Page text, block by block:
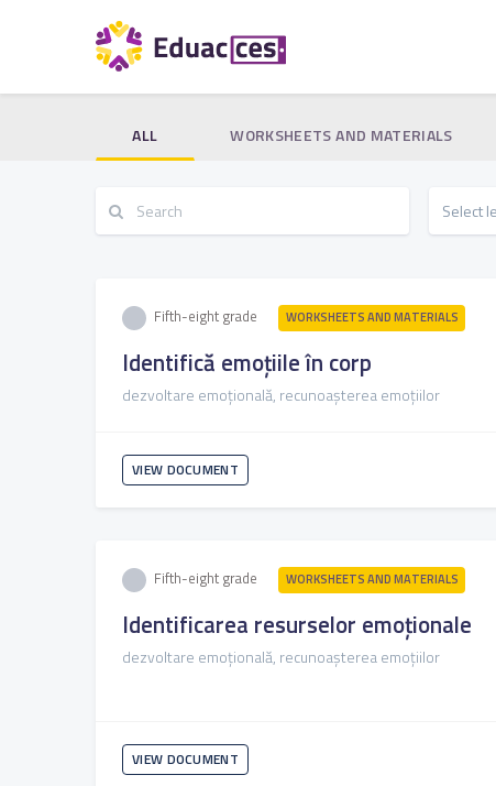
ALL WORKSHEETS AND MATERIALS
Fifth-eight grade WORKSHEETS AND MATERIALS
Identifică emoțiile în corp
dezvoltare emoțională, recunoașterea emoțiilor
VIEW DOCUMENT
Fifth-eight grade WORKSHEETS AND MATERIALS
Identificarea resurselor emoționale
dezvoltare emoțională, recunoașterea emoțiilor
VIEW DOCUMENT